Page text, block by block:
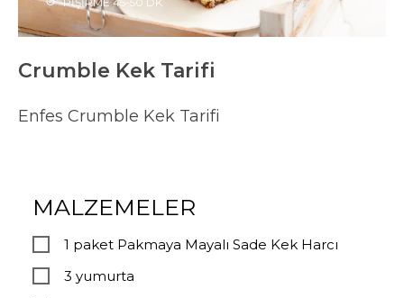
Crumble Kek Tarifi
Enfes Crumble Kek Tarifi
MALZEMELER
1 paket Pakmaya Mayalı Sade Kek Harcı
3 yumurta